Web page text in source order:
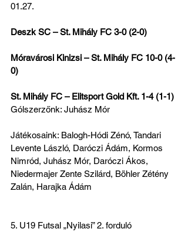
01.27.
Deszk SC – St. Mihály FC 3-0 (2-0)
Móravárosi Kinizsi – St. Mihály FC 10-0 (4-
0)
St. Mihály FC – Elitsport Gold Kft. 1-4 (1-1)
Gólszerzőnk: Juhász Mór
Játékosaink: Balogh-Hódi Zénó, Tandari
Levente László, Daróczi Ádám, Kormos
Nimród, Juhász Mór, Daróczi Ákos,
Niedermajer Zente Szilárd, Böhler Zétény
Zalán, Harajka Ádám
5. U19 Futsal „Nyilasi” 2. forduló